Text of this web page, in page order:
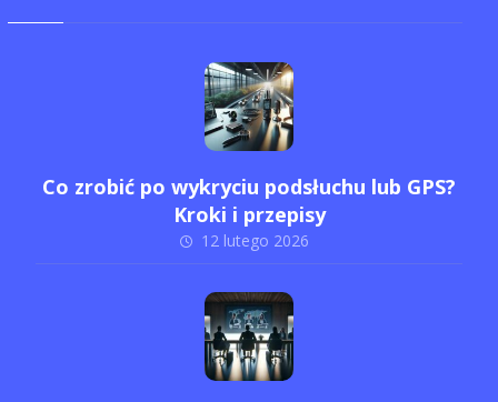
Co zrobić po wykryciu podsłuchu lub GPS?
Kroki i przepisy
12 lutego 2026